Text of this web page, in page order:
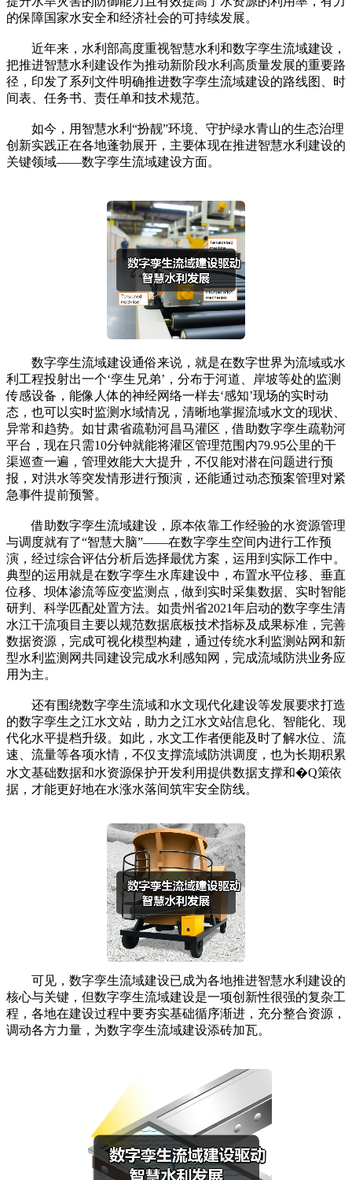
的保障国家水安全和经济社会的可持续发展。
近年来，水利部高度重视智慧水利和数字孪生流域建设，
把推进智慧水利建设作为推动新阶段水利高质量发展的重要路
径，印发了系列文件明确推进数字孪生流域建设的路线图、时
间表、任务书、责任单和技术规范。
如今，用智慧水利“扮靓”环境、守护绿水青山的生态治理
创新实践正在各地蓬勃展开，主要体现在推进智慧水利建设的
关键领域——数字孪生流域建设方面。
数字孪生流域建设通俗来说，就是在数字世界为流域或水
利工程投射出一个‘孪生兄弟’，分布于河道、岸坡等处的监测
传感设备，能像人体的神经网络一样去‘感知’现场的实时动
态，也可以实时监测水域情况，清晰地掌握流域水文的现状、
异常和趋势。如甘肃省疏勒河昌马灌区，借助数字孪生疏勒河
平台，现在只需10分钟就能将灌区管理范围内79.95公里的干
渠巡查一遍，管理效能大大提升，不仅能对潜在问题进行预
报，对洪水等突发情形进行预演，还能通过动态预案管理对紧
急事件提前预警。
借助数字孪生流域建设，原本依靠工作经验的水资源管理
与调度就有了“智慧大脑”——在数字孪生空间内进行工作预
演，经过综合评估分析后选择最优方案，运用到实际工作中。
典型的运用就是在数字孪生水库建设中，布置水平位移、垂直
位移、坝体渗流等应变监测点，做到实时采集数据、实时智能
研判、科学匹配处置方法。如贵州省2021年启动的数字孪生清
水江干流项目主要以规范数据底板技术指标及成果标准，完善
数据资源，完成可视化模型构建，通过传统水利监测站网和新
型水利监测网共同建设完成水利感知网，完成流域防洪业务应
用为主。
还有围绕数字孪生流域和水文现代化建设等发展要求打造
的数字孪生之江水文站，助力之江水文站信息化、智能化、现
代化水平提档升级。如此，水文工作者便能及时了解水位、流
速、流量等各项水情，不仅支撑流域防洪调度，也为长期积累
水文基础数据和水资源保护开发利用提供数据支撑和�Q策依
据，才能更好地在水涨水落间筑牢安全防线。
可见，数字孪生流域建设已成为各地推进智慧水利建设的
核心与关键，但数字孪生流域建设是一项创新性很强的复杂工
程，各地在建设过程中要夯实基础循序渐进，充分整合资源，
调动各方力量，为数字孪生流域建设添砖加瓦。